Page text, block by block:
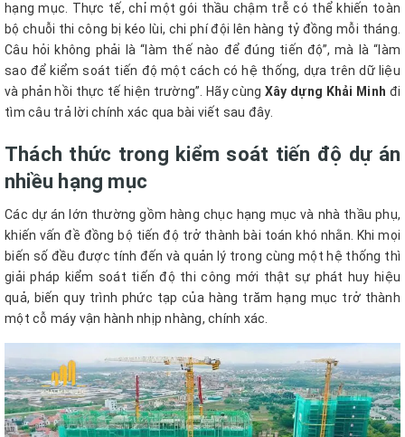
hạng mục. Thực tế, chỉ một gói thầu chậm trễ có thể khiến toàn
bộ chuỗi thi công bị kéo lùi, chi phí đội lên hàng tỷ đồng mỗi tháng.
Câu hỏi không phải là “làm thế nào để đúng tiến độ”, mà là “làm
sao để kiểm soát tiến độ một cách có hệ thống, dựa trên dữ liệu
và phản hồi thực tế hiện trường”. Hãy cùng Xây dựng Khải Minh đi
tìm câu trả lời chính xác qua bài viết sau đây.
Thách thức trong kiểm soát tiến độ dự án
nhiều hạng mục
Các dự án lớn thường gồm hàng chục hạng mục và nhà thầu phụ,
khiến vấn đề đồng bộ tiến độ trở thành bài toán khó nhằn. Khi mọi
biến số đều được tính đến và quản lý trong cùng một hệ thống thì
giải pháp kiểm soát tiến độ thi công mới thật sự phát huy hiệu
quả, biến quy trình phức tạp của hàng trăm hạng mục trở thành
một cỗ máy vận hành nhịp nhàng, chính xác.